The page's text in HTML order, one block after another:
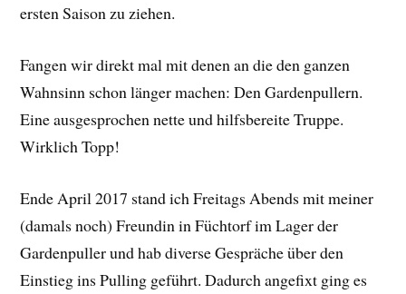
ersten Saison zu ziehen.
Fangen wir direkt mal mit denen an die den ganzen
Wahnsinn schon länger machen: Den Gardenpullern.
Eine ausgesprochen nette und hilfsbereite Truppe.
Wirklich Topp!
Ende April 2017 stand ich Freitags Abends mit meiner
(damals noch) Freundin in Füchtorf im Lager der
Gardenpuller und hab diverse Gespräche über den
Einstieg ins Pulling geführt. Dadurch angefixt ging es